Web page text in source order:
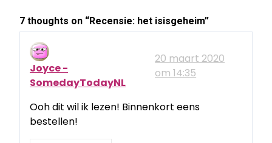
7 thoughts on “Recensie: het isisgeheim”
Joyce -
SomedayTodayNL
20 maart 2020
om 14:35
Ooh dit wil ik lezen! Binnenkort eens
bestellen!